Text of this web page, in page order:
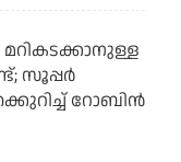
മറികടക്കാനുള്ള
സൂപ്പര്‍
റോബിന്‍